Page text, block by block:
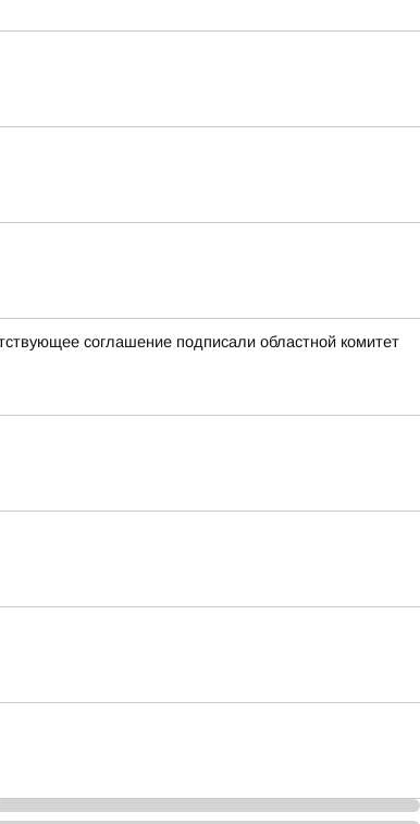
соглашение подписали областной комитет